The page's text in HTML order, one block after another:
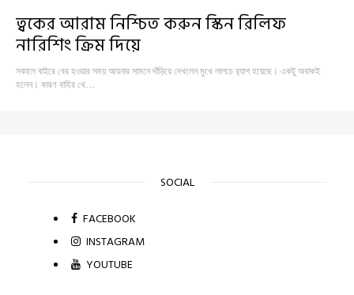
ত্বকের আরাম নিশ্চিত করুন স্কিন রিলিফ
নারিশিং ক্রিম দিয়ে
সকালে বাইরে বের হওয়ার সময় আয়নার সামনে দাঁড়িয়ে দেখলেন মুখে লালচে র‍্যাশ হয়েছে। একটু অবাকই
হলেন। কারণ বাহির থে…
SOCIAL
FACEBOOK
INSTAGRAM
YOUTUBE